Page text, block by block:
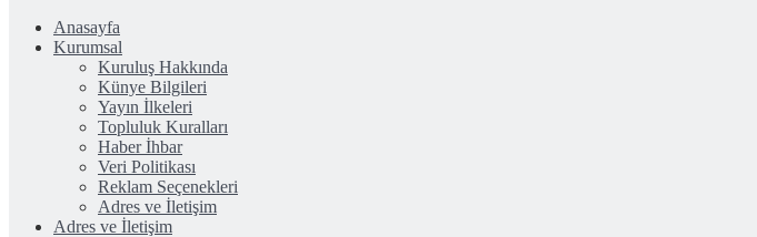
Anasayfa
Kurumsal
Kuruluş Hakkında
Künye Bilgileri
Yayın İlkeleri
Topluluk Kuralları
Haber İhbar
Veri Politikası
Reklam Seçenekleri
Adres ve İletişim
Adres ve İletişim